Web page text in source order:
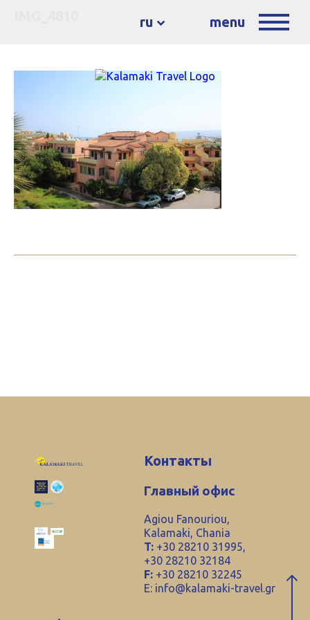
ru menu
Контакты
Главный офис
Agiou Fanouriou,
Kalamaki, Chania
T: +30 28210 31995,
+30 28210 32184
F: +30 28210 32245
E: info@kalamaki-travel.gr